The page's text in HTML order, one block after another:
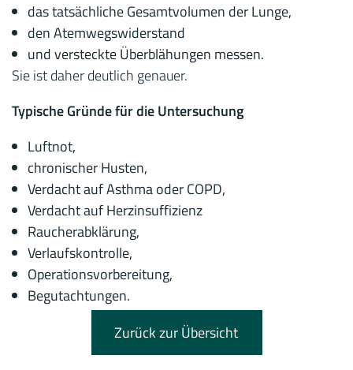
das tatsächliche Gesamtvolumen der Lunge,
den Atemwegswiderstand
und versteckte Überblähungen messen.
Sie ist daher deutlich genauer.
Typische Gründe für die Untersuchung
Luftnot,
chronischer Husten,
Verdacht auf Asthma oder COPD,
Verdacht auf Herzinsuffizienz
Raucherabklärung,
Verlaufskontrolle,
Operationsvorbereitung,
Begutachtungen.
Zurück zur Übersicht